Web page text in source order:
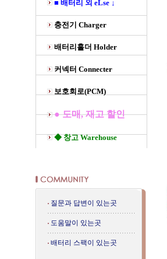
■ 배터리 외 eLse ↓
충전기 Charger
배터리홀더 Holder
커넥터 Connecter
보호회로(PCM)
● 도매, 재고 할인
◆ 창고 Warehouse
질문과 답변이 있는곳
도움말이 있는곳
배터리 스팩이 있는곳